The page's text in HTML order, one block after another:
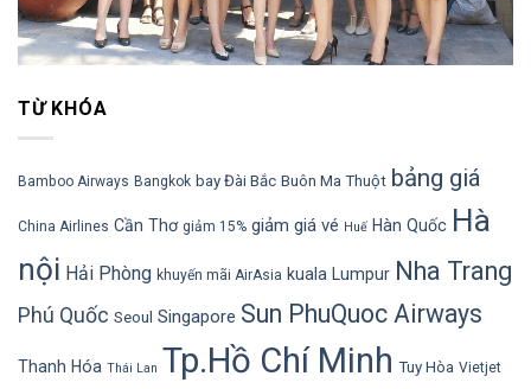
TỪ KHÓA
Bamboo Airways Bangkok bay Đài Bắc Buôn Ma Thuột bảng giá
China Airlines Cần Thơ giảm 15% giảm giá vé Huế Hàn Quốc Hà
nội Hải Phòng khuyến mãi AirAsia kuala Lumpur Nha Trang
Phú Quốc Seoul Singapore Sun PhuQuoc Airways
Thanh Hóa Thái Lan Tp.Hồ Chí Minh Tuy Hòa Vietjet